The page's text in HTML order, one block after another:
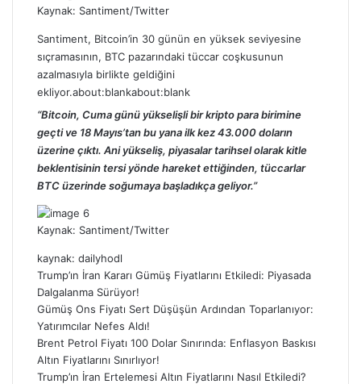
Kaynak: Santiment/Twitter
Santiment, Bitcoin’in 30 günün en yüksek seviyesine
sıçramasının, BTC pazarındaki tüccar coşkusunun
azalmasıyla birlikte geldiğini
ekliyor.about:blankabout:blank
“Bitcoin, Cuma günü yükselişli bir kripto para birimine
geçti ve 18 Mayıs’tan bu yana ilk kez 43.000 doların
üzerine çıktı. Ani yükseliş, piyasalar tarihsel olarak kitle
beklentisinin tersi yönde hareket ettiğinden, tüccarlar
BTC üzerinde soğumaya başladıkça geliyor.”
Kaynak: Santiment/Twitter
kaynak: dailyhodl
Trump’ın İran Kararı Gümüş Fiyatlarını Etkiledi: Piyasada
Dalgalanma Sürüyor!
Gümüş Ons Fiyatı Sert Düşüşün Ardından Toparlanıyor:
Yatırımcılar Nefes Aldı!
Brent Petrol Fiyatı 100 Dolar Sınırında: Enflasyon Baskısı
Altın Fiyatlarını Sınırlıyor!
Trump’ın İran Ertelemesi Altın Fiyatlarını Nasıl Etkiledi?